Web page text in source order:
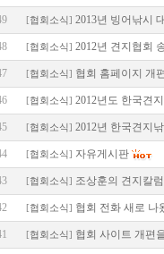
[협회소식] 2013년 빙어낚시
[협회소식] 2012년 견지협회
[협회소식] 협회 홈페이지 개
[협회소식] 2012년도 한국견
[협회소식] 2012년 한국견지
[협회소식] 자유게시판
[협회소식] 조상훈의 견지칼럼
[협회소식] 협회 전화 새로 나
[협회소식] 협회 사이트 개편